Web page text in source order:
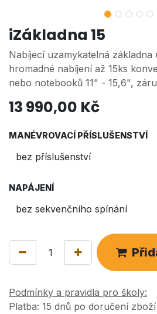
iZákladna 15
Nabíjecí uzamykatelná základna
hromadné nabíjení až 15ks
nebo notebooků 11" - 15,6",
13 990,00 Kč
MANÉVROVACÍ PŘÍSLUŠENSTVÍ
NAPÁJENÍ
Podmínky a pravidla pro školy:
Platba: 15 dnů po doručení zboží